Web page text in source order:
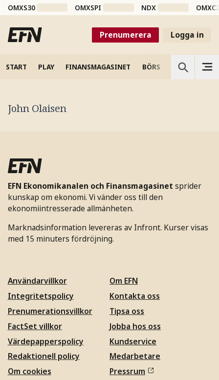
OMXS30 OMXSPI NDX
Prenumerera Logga in
START PLAY FINANSMAGASINET BÖRS VETENSKAP
John Olaisen
EFN Ekonomikanalen och Finansmagasinet sprider
kunskap om ekonomi. Vi vänder oss till den
ekonomiintresserade allmänheten.
Marknadsinformation levereras av Infront. Kurser visas
med 15 minuters fördröjning.
Användarvillkor
Integritetspolicy
Prenumerationsvillkor
FactSet villkor
Värdepapperspolicy
Redaktionell policy
Om cookies
Om EFN
Kontakta oss
Tipsa oss
Jobba hos oss
Kundservice
Medarbetare
Pressrum